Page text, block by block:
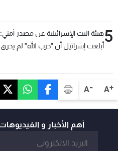
A+
A-
5هيئة البث الإسرائيلية عن مصدر أمني:
أبلغت إسرائيل أن "حزب الله" لم
أهم الأخبار و